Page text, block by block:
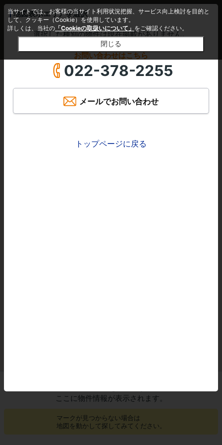
詳細条件 エリア変更
ここに物件情報が表示されます。
マークが見つからない場合は
地図を動かして探してみてください。
地図表示エリアを選択
選択した種別の物件は現在掲載がありません。
お問い合わせはこちら
022-378-2255
メールでお問い合わせ
トップページに戻る
当サイトでは、お客様の当サイト利用状況把握、サービス向上検討を目的と
して、クッキー（Cookie）を使用しています。
詳しくは、当社の 「Cookieの取扱いについて」 をご確認ください。
閉じる